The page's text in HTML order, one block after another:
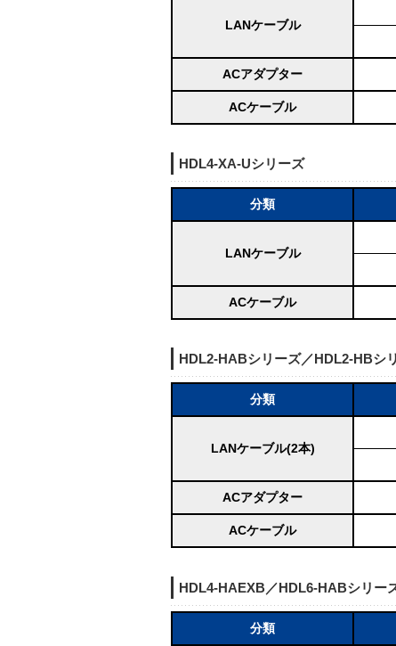
LANケーブル
ACアダプター
ACケーブル
HDL4-XA-Uシリーズ
分類
LANケーブル
ACケーブル
HDL2-HABシリーズ／HDL2-HBシ
分類
LANケーブル(2本)
ACアダプター
ACケーブル
HDL4-HAEXB／HDL6-HABシリー
分類